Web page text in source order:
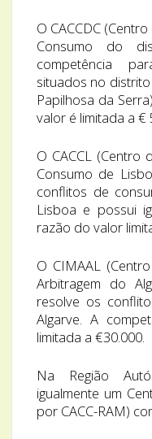
O CACCDC
Consumo do
competência
situados no
Papilhosa da
valor é limitada a €
O CACCL (Centro
Consumo de
conflitos de
Lisboa e possui
razão do valor
O CIMAAL
Arbitragem do
resolve os
Algarve. A
limitada a €30.000.
Na Região
igualmente um
por CACC-RAM)